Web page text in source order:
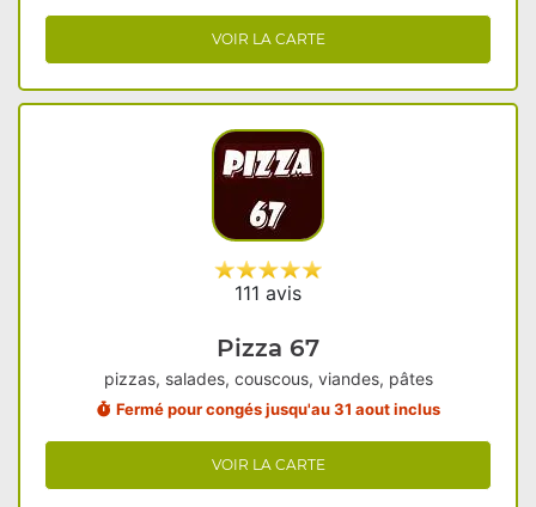
VOIR LA CARTE
111 avis
Pizza 67
pizzas, salades, couscous, viandes, pâtes
Fermé pour congés jusqu'au 31 aout inclus
VOIR LA CARTE